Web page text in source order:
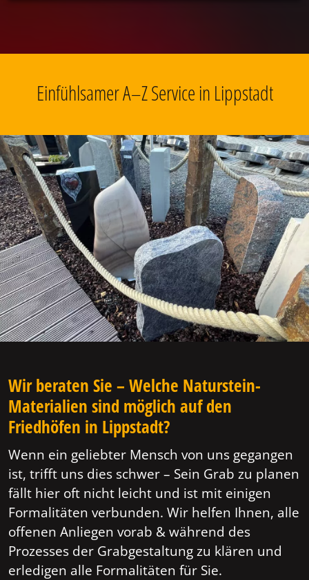
Einfühlsamer A–Z Service in Lippstadt
Wir beraten Sie – Welche Naturstein-
Materialien sind möglich auf den
Friedhöfen in Lippstadt?
Wenn ein geliebter Mensch von uns gegangen
ist, trifft uns dies schwer – Sein Grab zu planen
fällt hier oft nicht leicht und ist mit einigen
Formalitäten verbunden. Wir helfen Ihnen, alle
offenen Anliegen vorab & während des
Prozesses der Grabgestaltung zu klären und
erledigen alle Formalitäten für Sie.